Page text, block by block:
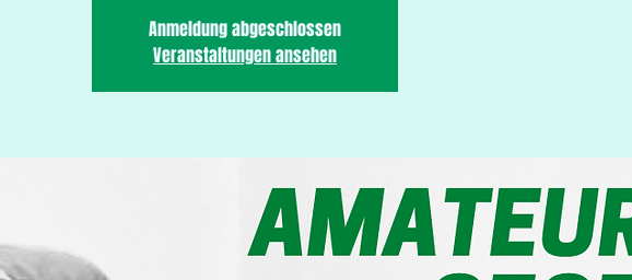
Anmeldung abgeschlossen
Veranstaltungen ansehen